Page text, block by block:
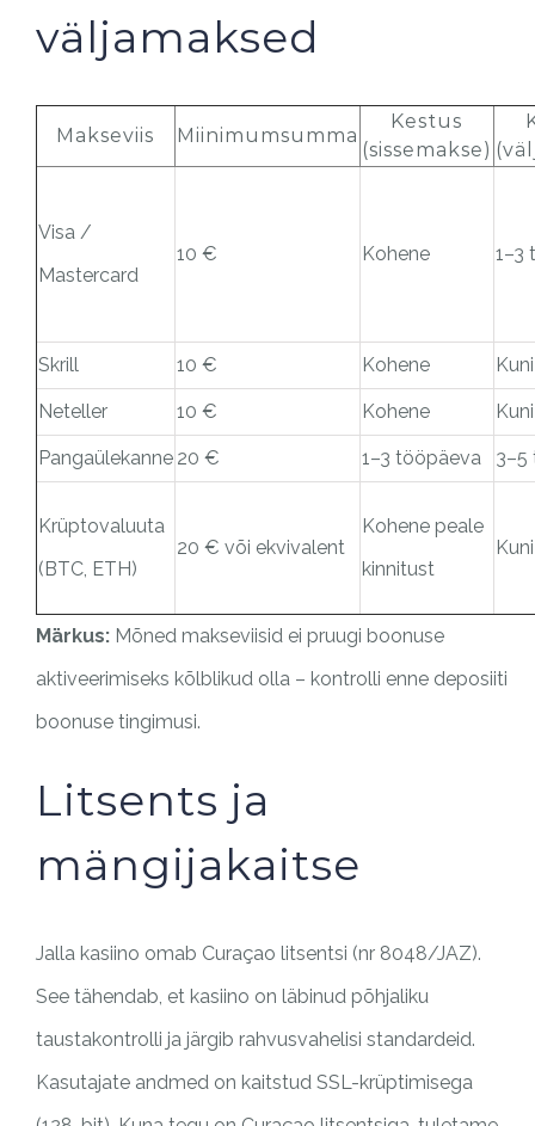
väljamaksed
Makseviis Miinimumsumma
Kestus
(sissemakse)
Visa /
Mastercard
10 € Kohene 1–3
Skrill 10 € Kohene
Neteller 10 € Kohene
Pangaülekanne 20 € 1–3 tööpäeva 3–5
Krüptovaluuta
(BTC, ETH)
20 € või ekvivalent
Kohene peale
kinnitust
Märkus:Mõned makseviisid ei pruugi boonuse
aktiveerimiseks kõlblikud olla – kontrolli enne deposiiti
boonuse tingimusi.
Litsents ja
mängijakaitse
Jalla kasiino omab Curaçao litsentsi (nr 8048/JAZ).
See tähendab, et kasiino on läbinud põhjaliku
taustakontrolli ja järgib rahvusvahelisi standardeid.
Kasutajate andmed on kaitstud SSL-krüptimisega